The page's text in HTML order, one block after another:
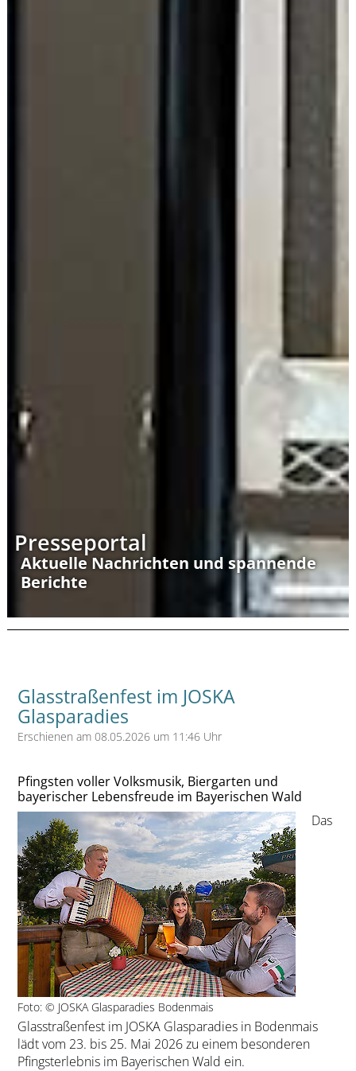
Presseportal
Aktuelle Nachrichten und spannende
Berichte
Glasstraßenfest im JOSKA
Glasparadies
Erschienen am 08.05.2026 um 11:46 Uhr
Pfingsten voller Volksmusik, Biergarten und
bayerischer Lebensfreude im Bayerischen Wald
Foto: © JOSKA Glasparadies Bodenmais
Das
Glasstraßenfest im JOSKA Glasparadies in Bodenmais
lädt vom 23. bis 25. Mai 2026 zu einem besonderen
Pfingsterlebnis im Bayerischen Wald ein.